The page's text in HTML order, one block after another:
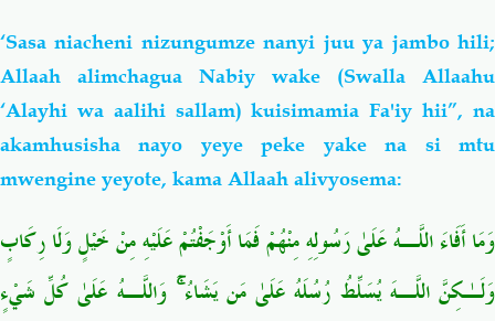
‘Sasa niacheni nizungumze nanyi juu ya jambo hili;
Allaah alimchagua Nabiy wake (Swalla Allaahu
‘Alayhi wa aalihi sallam) kuisimamia Fa'iy hii”, na
akamhusisha nayo yeye peke yake na si mtu
mwengine yeyote, kama Allaah alivyosema:
وَمَا أَفَاءَ اللَّـهُ عَلَىٰ رَسُولِهِ مِنْهُمْ فَمَا أَوْجَفْتُمْ عَلَيْهِ مِنْ خَيْلٍ وَلَا رِكَابٍ
وَلَـٰكِنَّ اللَّـهَ يُسَلِّطُ رُسُلَهُ عَلَىٰ مَن يَشَاءُ ۚ وَاللَّـهُ عَلَىٰ كُلِّ شَيْءٍ